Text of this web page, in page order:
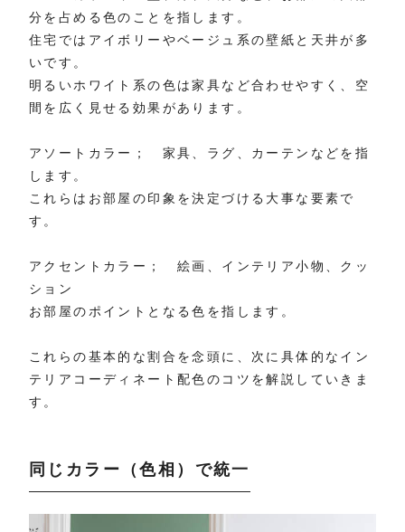
分を占める色のことを指します。
住宅ではアイボリーやベージュ系の壁紙と天井が多
いです。
明るいホワイト系の色は家具など合わせやすく、空
間を広く見せる効果があります。
アソートカラー； 家具、ラグ、カーテンなどを指
します。
これらはお部屋の印象を決定づける大事な要素で
す。
アクセントカラー； 絵画、インテリア小物、クッ
ション
お部屋のポイントとなる色を指します。
これらの基本的な割合を念頭に、次に具体的なイン
テリアコーディネート配色のコツを解説していきま
す。
同じカラー（色相）で統一